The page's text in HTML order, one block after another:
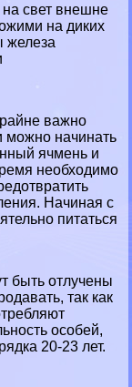
свет внешне
на диких
железа
важно
можно начинать
ячмень и
необходимо
Начиная с
питаться
быть отлучены
так как
особей,
20-23 лет.